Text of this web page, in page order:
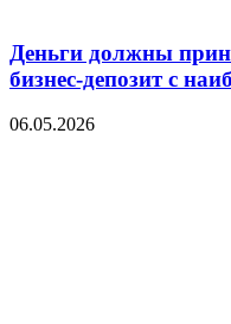
Деньги должны
бизнес-депозит с
06.05.2026